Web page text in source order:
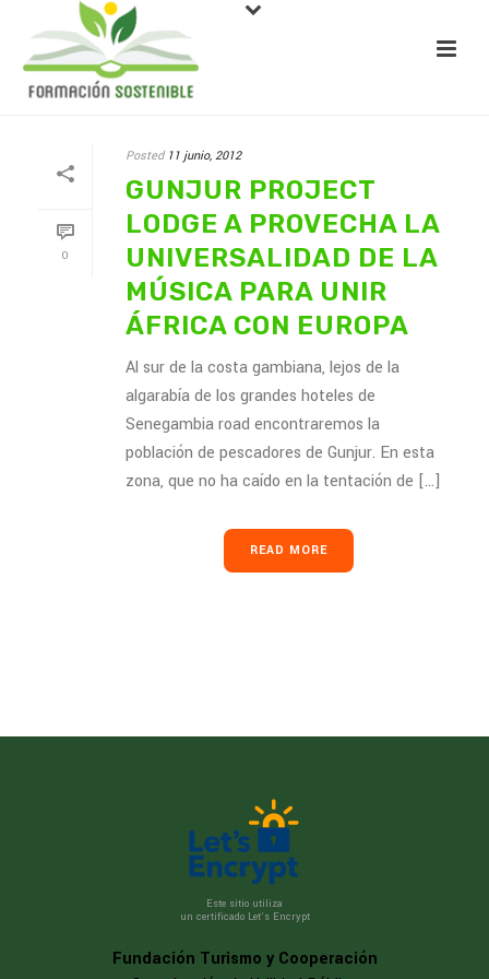
0
Posted 11 junio, 2012
GUNJUR PROJECT
LODGE A PROVECHA LA
UNIVERSALIDAD DE LA
MÚSICA PARA UNIR
ÁFRICA CON EUROPA
Al sur de la costa gambiana, lejos de la
algarabía de los grandes hoteles de
Senegambia road encontraremos la
población de pescadores de Gunjur. En esta
zona, que no ha caído en la tentación de [...]
READ MORE
Este sitio utiliza
un certificado Let’s Encrypt
Fundación Turismo y Cooperación